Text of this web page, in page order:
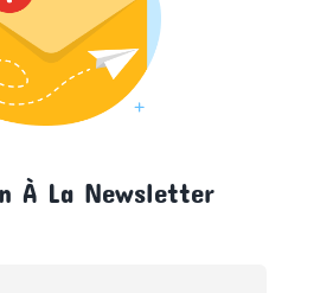
À La Newsletter